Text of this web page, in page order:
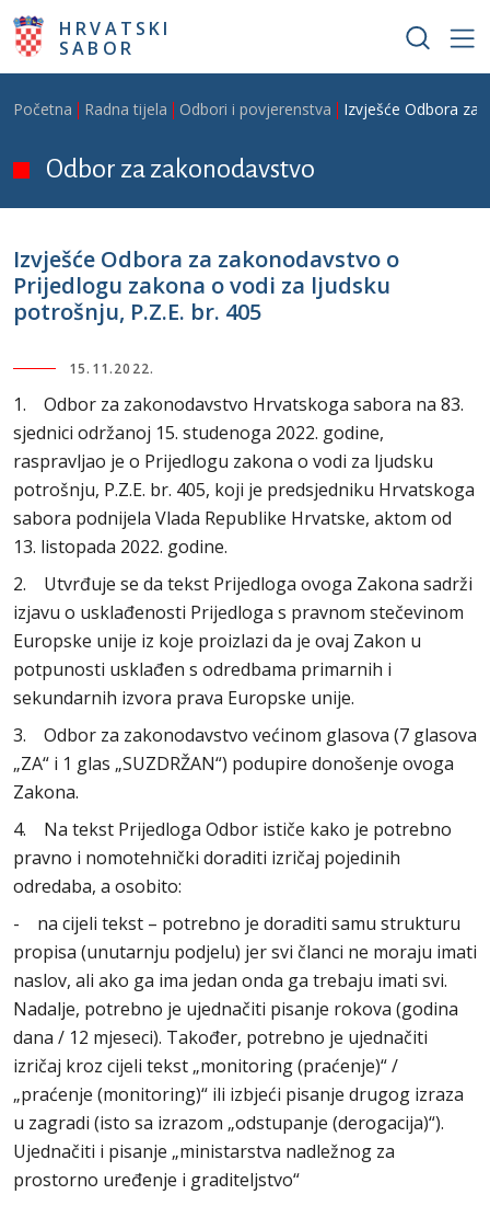
Skoči na glavni sadržaj
HRVATSKI
SABOR
Breadcrumb
Početna Radna tijela Odbori i povjerenstva Izvješće Odbora za
Odbor za zakonodavstvo
Izvješće Odbora za zakonodavstvo o
Prijedlogu zakona o vodi za ljudsku
potrošnju, P.Z.E. br. 405
15.11.2022.
1. Odbor za zakonodavstvo Hrvatskoga sabora na 83.
sjednici održanoj 15. studenoga 2022. godine,
raspravljao je o Prijedlogu zakona o vodi za ljudsku
potrošnju, P.Z.E. br. 405, koji je predsjedniku Hrvatskoga
sabora podnijela Vlada Republike Hrvatske, aktom od
13. listopada 2022. godine.
2. Utvrđuje se da tekst Prijedloga ovoga Zakona sadrži
izjavu o usklađenosti Prijedloga s pravnom stečevinom
Europske unije iz koje proizlazi da je ovaj Zakon u
potpunosti usklađen s odredbama primarnih i
sekundarnih izvora prava Europske unije.
3. Odbor za zakonodavstvo većinom glasova (7 glasova
„ZA“ i 1 glas „SUZDRŽAN“) podupire donošenje ovoga
Zakona.
4. Na tekst Prijedloga Odbor ističe kako je potrebno
pravno i nomotehnički doraditi izričaj pojedinih
odredaba, a osobito:
- na cijeli tekst – potrebno je doraditi samu strukturu
propisa (unutarnju podjelu) jer svi članci ne moraju imati
naslov, ali ako ga ima jedan onda ga trebaju imati svi.
Nadalje, potrebno je ujednačiti pisanje rokova (godina
dana / 12 mjeseci). Također, potrebno je ujednačiti
izričaj kroz cijeli tekst „monitoring (praćenje)“ /
„praćenje (monitoring)“ ili izbjeći pisanje drugog izraza
u zagradi (isto sa izrazom „odstupanje (derogacija)“).
Ujednačiti i pisanje „ministarstva nadležnog za
prostorno uređenje i graditeljstvo“